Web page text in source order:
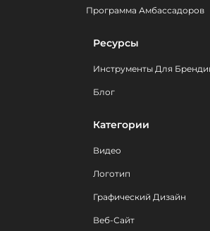
Программа Амбассадоров
Ресурсы
Инструменты Для
Блог
Категории
Видео
Логотип
Графический Дизайн
Веб-Сайт